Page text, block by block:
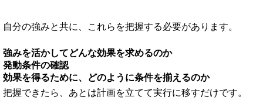
自分の強みと共に、これらを把握する必要があります。
強みを活かしてどんな効果を求めるのか
発動条件の確認
効果を得るために、どのように条件を揃えるのか
把握できたら、あとは計画を立てて実行に移すだけです。